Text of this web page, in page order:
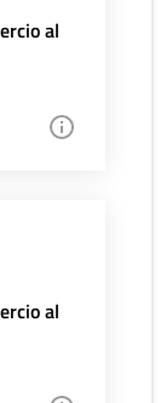
al
al